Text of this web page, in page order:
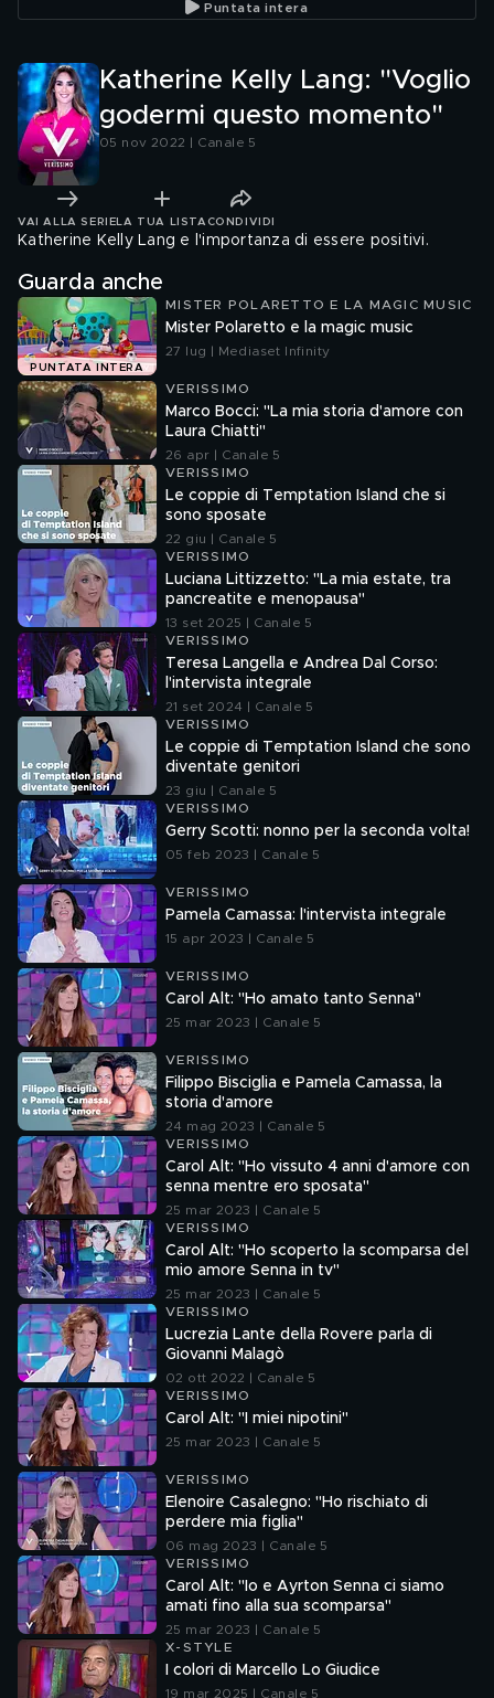
Puntata intera
Katherine Kelly Lang: "Voglio
godermi questo momento"
05 nov 2022 | Canale 5
VAI ALLA SERIE LA TUA LISTA CONDIVIDI
Katherine Kelly Lang e l'importanza di essere positivi.
Guarda anche
PUNTATA INTERA
MISTER POLARETTO E LA MAGIC MUSIC
Mister Polaretto e la magic music
27 lug | Mediaset Infinity
VERISSIMO
Marco Bocci: "La mia storia d'amore con
Laura Chiatti"
26 apr | Canale 5
VERISSIMO
Le coppie di Temptation Island che si
sono sposate
22 giu | Canale 5
VERISSIMO
Luciana Littizzetto: "La mia estate, tra
pancreatite e menopausa"
13 set 2025 | Canale 5
VERISSIMO
Teresa Langella e Andrea Dal Corso:
l'intervista integrale
21 set 2024 | Canale 5
VERISSIMO
Le coppie di Temptation Island che sono
diventate genitori
23 giu | Canale 5
VERISSIMO
Gerry Scotti: nonno per la seconda volta!
05 feb 2023 | Canale 5
VERISSIMO
Pamela Camassa: l'intervista integrale
15 apr 2023 | Canale 5
VERISSIMO
Carol Alt: "Ho amato tanto Senna"
25 mar 2023 | Canale 5
VERISSIMO
Filippo Bisciglia e Pamela Camassa, la
storia d'amore
24 mag 2023 | Canale 5
VERISSIMO
Carol Alt: "Ho vissuto 4 anni d'amore con
senna mentre ero sposata"
25 mar 2023 | Canale 5
VERISSIMO
Carol Alt: "Ho scoperto la scomparsa del
mio amore Senna in tv"
25 mar 2023 | Canale 5
VERISSIMO
Lucrezia Lante della Rovere parla di
Giovanni Malagò
02 ott 2022 | Canale 5
VERISSIMO
Carol Alt: "I miei nipotini"
25 mar 2023 | Canale 5
VERISSIMO
Elenoire Casalegno: "Ho rischiato di
perdere mia figlia"
06 mag 2023 | Canale 5
VERISSIMO
Carol Alt: "Io e Ayrton Senna ci siamo
amati fino alla sua scomparsa"
25 mar 2023 | Canale 5
X-STYLE
I colori di Marcello Lo Giudice
19 mar 2025 | Canale 5